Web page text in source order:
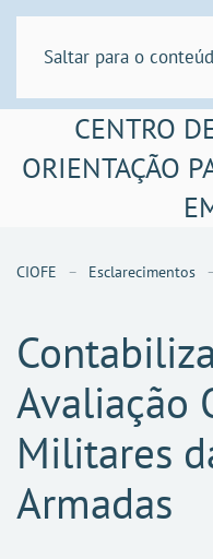
Saltar para o
CENTRO
ORIENTAÇÃO
CIOFE Esclarecimentos
Avaliação
Militares
Armadas